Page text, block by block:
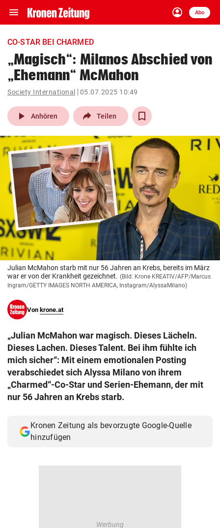
menu Navigation
ein-/ausklappen
account_circle
Anmelden
Abo
close Schließen
account_circle Anmelden
pin_drop
Wien arrow_right
bookmark
search
Suchbegriff
eingeben
© Krone Multimedia GmbH & Co KG 2026
Muthgasse 2, 1190 Wien
CO-STAR BEI CHARMED
„Magisch“: Milanos Abschied von
„Ehemann“ McMahon
Society International 05.07.2025 10:49
play_arrow Anhören Teilen
Julian McMahon starb mit nur 56 Jahren an Krebs, bereits im März
war er von der Krankheit gezeichnet. (Bild: Krone KREATIV/AFP/Marcus
Ingram/GETTY IMAGES NORTH AMERICA, Instagram/AlyssaMilano)
Von krone.at
„Julian McMahon war magisch. Dieses Lächeln.
Dieses Lachen. Dieses Talent. Bei ihm fühlte ich
mich sicher“: Mit einem emotionalen Posting
verabschiedet sich Alyssa Milano von ihrem
„Charmed“-Co-Star und Serien-Ehemann, der mit
nur 56 Jahren an Krebs starb.
Kronen Zeitung als bevorzugte Google-Quelle
hinzufügen